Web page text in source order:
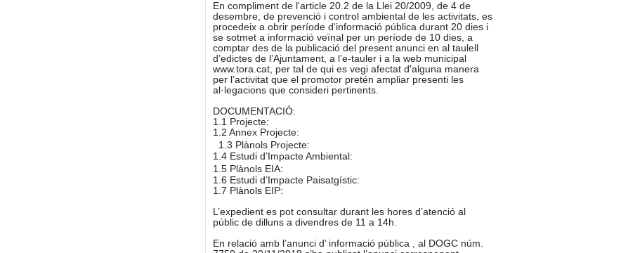
En compliment de l'article 20.2 de la Llei 20/2009, de 4 de
desembre, de prevenció i control ambiental de les activitats, es
procedeix a obrir període d'informació pública durant 20 dies i
se sotmet a informació veïnal per un període de 10 dies, a
comptar des de la publicació del present anunci en al taulell
d’edictes de l’Ajuntament, a l’e-tauler i a la web municipal
www.tora.cat, per tal de qui es vegi afectat d'alguna manera
per l’activitat que el promotor pretén ampliar presenti les
al·legacions que consideri pertinents.
DOCUMENTACIÓ:
1.1 Projecte:
1.2 Annex Projecte:
1.3 Plànols Projecte:
1.4 Estudi d’Impacte Ambiental:
1.5 Plànols EIA:
1.6 Estudi d’Impacte Paisatgístic:
1.7 Plànols EIP:
L’expedient es pot consultar durant les hores d’atenció al
públic de dilluns a divendres de 11 a 14h.
En relació amb l’anunci d’ informació pública , al DOGC núm.